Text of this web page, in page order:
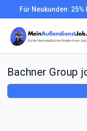
Für Neukunden:
Bachner Group